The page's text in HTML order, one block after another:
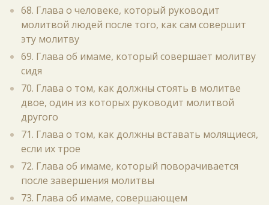
68. Глава о человеке, который руководит
молитвой людей после того, как сам совершит
эту молитву
69. Глава об имаме, который совершает молитву
сидя
70. Глава о том, как должны стоять в молитве
двое, один из которых руководит молитвой
другого
71. Глава о том, как должны вставать молящиеся,
если их трое
72. Глава об имаме, который поворачивается
после завершения молитвы
73. Глава об имаме, совершающем